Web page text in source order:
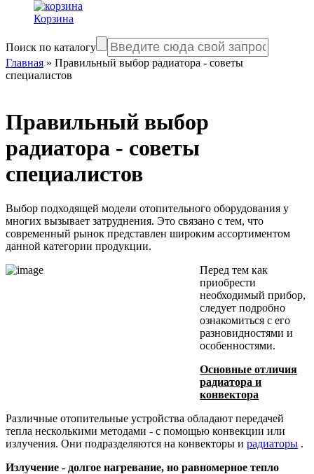
Корзина
Поиск по каталогу
Главная » Правильный выбор радиатора - советы
специалистов
Правильный выбор
радиатора - советы
специалистов
Выбор подходящей модели отопительного оборудования у
многих вызывает затруднения. Это связано с тем, что
современный рынок представлен широким ассортиментом
данной категории продукции.
Перед тем как
приобрести
необходимый прибор,
следует подробно
ознакомиться с его
разновидностями и
особенностями.
Основные отличия
радиатора и
конвектора
Различные отопительные устройства обладают передачей
тепла несколькими методами - с помощью конвекции или
излучения. Они подразделяются на конвекторы и радиаторы .
Излучение - долгое нагревание, но равномерное тепло